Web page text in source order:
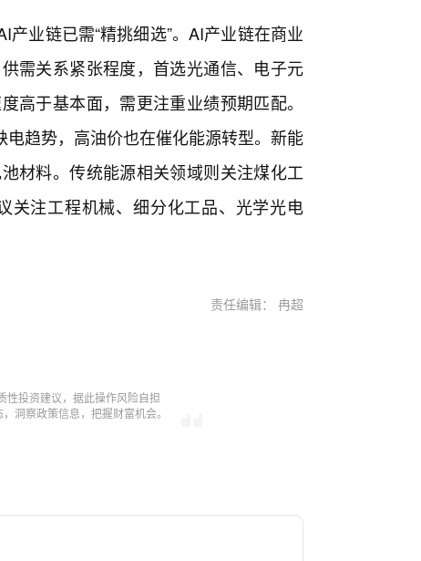
业链已需“精挑细选”。AI产业链在商业
需关系紧张程度，首选光通信、电子元
高于基本面，需更注重业绩预期匹配。
趋势，高油价也在催化能源转型。新能
材料。传统能源相关领域则关注煤化工
关注工程机械、细分化工品、光学光电
责任编辑： 冉超
性投资建议，据此操作风险自担
洞察政策信息，把握财富机会。